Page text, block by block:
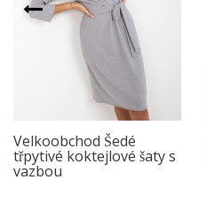
Velkoobchod Šedé
třpytivé koktejlové šaty s
vazbou